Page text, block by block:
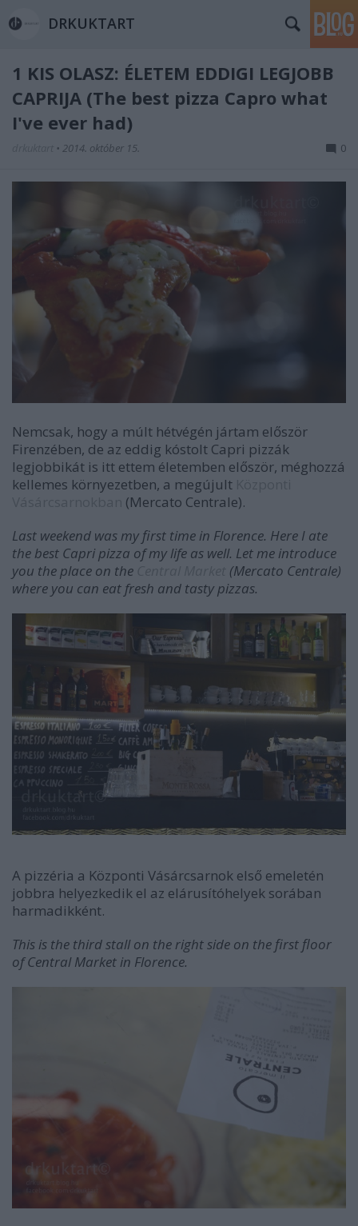
DRKUKTART
1 KIS OLASZ: ÉLETEM EDDIGI LEGJOBB
CAPRIJA (The best pizza Capro what
I've ever had)
• 2014. október 15. 0
Nemcsak, hogy a múlt hétvégén jártam először
Firenzében, de az eddig kóstolt Capri pizzák
legjobbikát is itt ettem életemben először, méghozzá
kellemes környezetben, a megújult
(Mercato Centrale).
Last weekend was my first time in Florence. Here I ate
the best Capri pizza of my life as well. Let me introduce
you the place on the
(Mercato Centrale)
where you can eat fresh and tasty pizzas.
A pizzéria a Központi Vásárcsarnok első emeletén
jobbra helyezkedik el az elárusítóhelyek sorában
harmadikként.
This is the third stall on the right side on the first floor
of Central Market in Florence.